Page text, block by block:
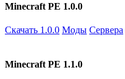
Minecraft PE 1.0.0
Скачать 1.0.0 Моды Сервера
Minecraft PE 1.1.0